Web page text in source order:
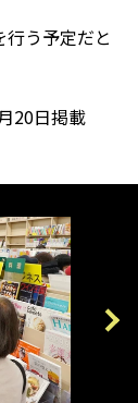
う予定だと
20日掲載
Next